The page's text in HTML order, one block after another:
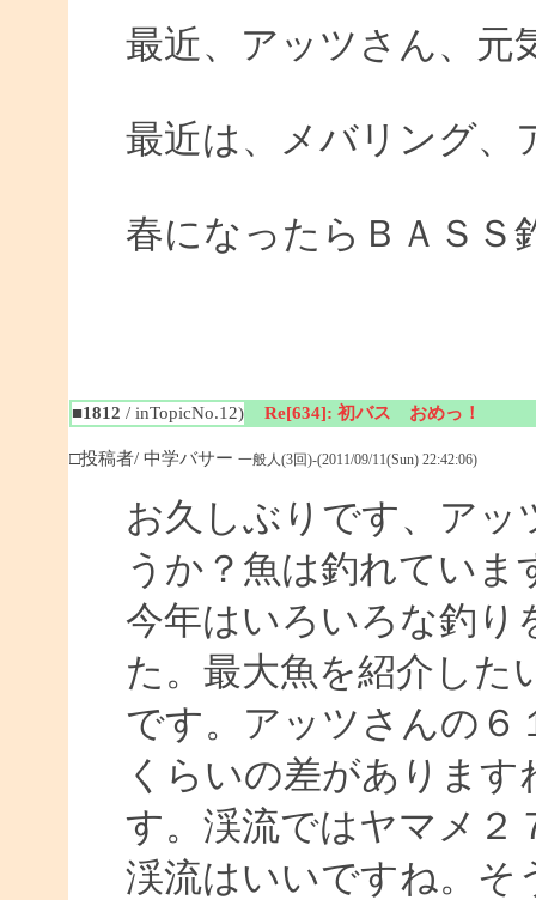
最近、アッツさん、元
最近は、メバリング、
春になったらＢＡＳＳ
■1812 / inTopicNo.12) Re[634]: 初バス おめっ！
□投稿者/ 中学バサー 一般人(3回)-(2011/09/11(Sun) 22:42:06)
お久しぶりです、アッ
うか？魚は釣れていま
今年はいろいろな釣り
た。最大魚を紹介した
です。アッツさんの６
くらいの差がありま
す。渓流ではヤマメ２
渓流はいいですね。そ